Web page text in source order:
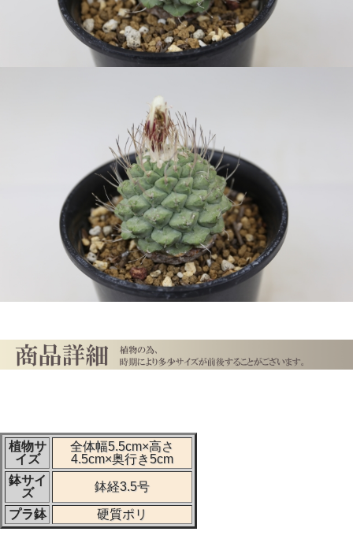
植物サ
イズ
全体幅5.5cm×高さ
4.5cm×奥行き5cm
鉢サイ
ズ
鉢経3.5号
プラ鉢 硬質ポリ